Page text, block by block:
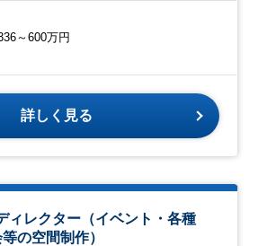
～600万円
詳しく見る
ィレクター（イベント・各種
の空間制作）